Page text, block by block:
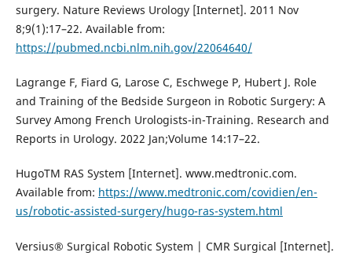
surgery. Nature Reviews Urology [Internet]. 2011 Nov
8;9(1):17–22. Available from:
https://pubmed.ncbi.nlm.nih.gov/22064640/
Lagrange F, Fiard G, Larose C, Eschwege P, Hubert J. Role
and Training of the Bedside Surgeon in Robotic Surgery: A
Survey Among French Urologists-in-Training. Research and
Reports in Urology. 2022 Jan;Volume 14:17–22.
HugoTM RAS System [Internet]. www.medtronic.com.
Available from: https://www.medtronic.com/covidien/en-
us/robotic-assisted-surgery/hugo-ras-system.html
Versius® Surgical Robotic System | CMR Surgical [Internet].